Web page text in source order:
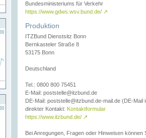
Bundesministeriums für Verkehr
https://www.gdws.wsv.bund.de/ ↗
Produktion
ITZBund Dienstsitz Bonn
Bernkasteler Straße 8
53175 Bonn
Deutschland
Tel.: 0800 800 75451
E-Mail: poststelle@itzbund.de
DE-Mail: poststelle@itzbund.de-mail.de (DE-
direkter Kontakt: Kontaktformular
https://www.itzbund.de/ ↗
Bei Anregungen, Fragen oder Hinweisen können